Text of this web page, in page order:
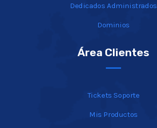
Dedicados Administrados
Dominios
Área Clientes
Tickets Soporte
Mis Productos